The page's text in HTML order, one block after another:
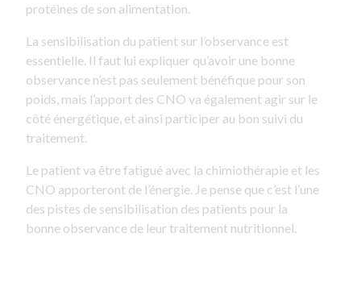
protéines de son alimentation.
La sensibilisation du patient sur l’observance est
essentielle. Il faut lui expliquer qu’avoir une bonne
observance n’est pas seulement bénéfique pour son
poids, mais l’apport des CNO va également agir sur le
côté énergétique, et ainsi participer au bon suivi du
traitement.
Le patient va être fatigué avec la chimiothérapie et les
CNO apporteront de l’énergie. Je pense que c’est l’une
des pistes de sensibilisation des patients pour la
bonne observance de leur traitement nutritionnel.